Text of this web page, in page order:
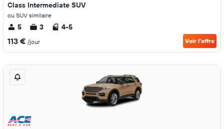
Class Intermediate SUV
ou SUV similaire
5 3 4-5
113 € /jour Voir l’offre